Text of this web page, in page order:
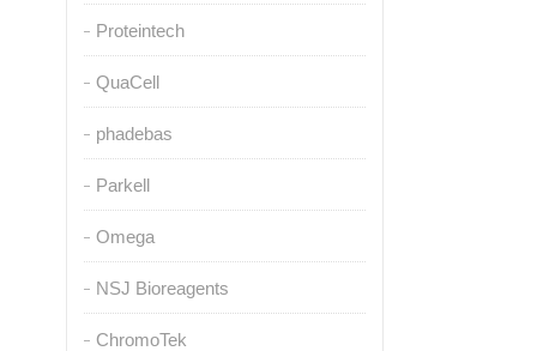
Proteintech
QuaCell
phadebas
Parkell
Omega
NSJ Bioreagents
ChromoTek